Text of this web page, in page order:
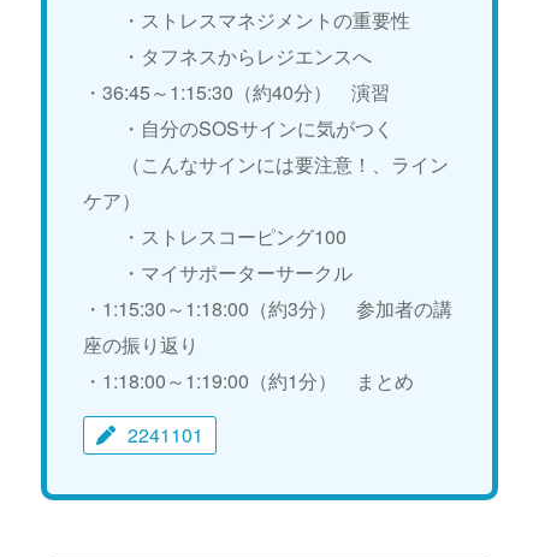
・ストレスマネジメントの重要性
・タフネスからレジエンスへ
・36:45～1:15:30（約40分） 演習
・自分のSOSサインに気がつく
（こんなサインには要注意！、ライン
ケア）
・ストレスコーピング100
・マイサポーターサークル
・1:15:30～1:18:00（約3分） 参加者の講
座の振り返り
・1:18:00～1:19:00（約1分） まとめ
2241101